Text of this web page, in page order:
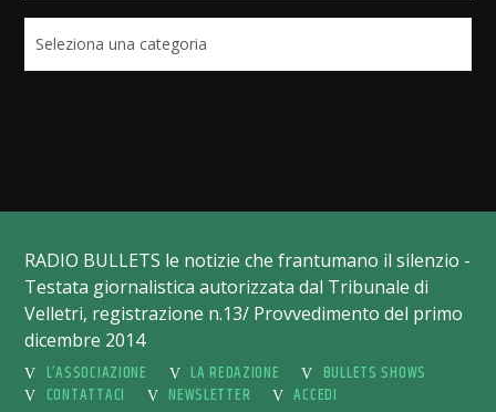
RADIO BULLETS le notizie che frantumano il silenzio -
Testata giornalistica autorizzata dal Tribunale di
Velletri, registrazione n.13/ Provvedimento del primo
dicembre 2014
L’ASSOCIAZIONE
LA REDAZIONE
BULLETS SHOWS
CONTATTACI
NEWSLETTER ACCEDI